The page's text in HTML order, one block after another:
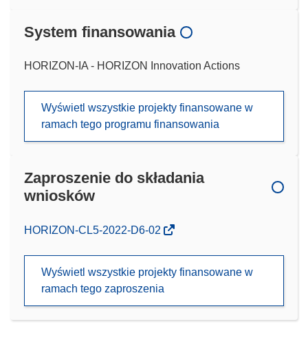
System finansowania
HORIZON-IA - HORIZON Innovation Actions
Wyświetl wszystkie projekty finansowane w
ramach tego programu finansowania
Zaproszenie do składania
wniosków
(odnośnik
nowym
HORIZON-CL5-2022-D6-02
Wyświetl wszystkie projekty finansowane w
ramach tego zaproszenia